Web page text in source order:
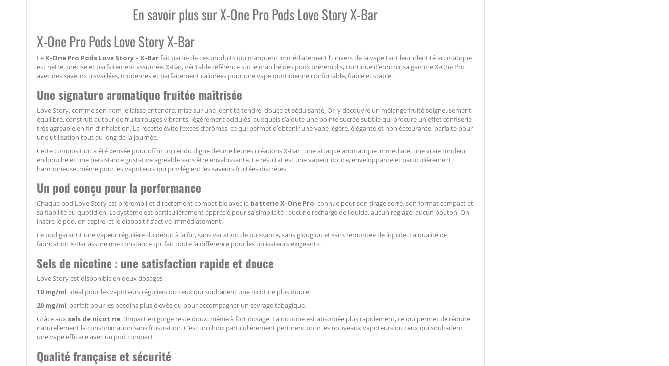
En savoir plus sur X-One Pro Pods Love Story X-Bar
X-One Pro Pods Love Story X-Bar
LeX-One Pro Pods Love Story – X-Barfait partie de ces produits qui marquent immédiatement l’univers de la vape tant leur identité aromatique
est nette, précise et parfaitement assumée. X-Bar, véritable référence sur le marché des pods préremplis, continue d’enrichir sa gamme X-One Pro
avec des saveurs travaillées, modernes et parfaitement calibrées pour une vape quotidienne confortable, fiable et stable.
Une signature aromatique fruitée maîtrisée
Love Story, comme son nom le laisse entendre, mise sur une identité tendre, douce et séduisante. On y découvre un mélange fruité soigneusement
équilibré, construit autour de fruits rouges vibrants, légèrement acidulés, auxquels s’ajoute une pointe sucrée subtile qui procure un effet confiserie
très agréable en fin d’inhalation. La recette évite l’excès d’arômes, ce qui permet d’obtenir une vape légère, élégante et non écœurante, parfaite pour
une utilisation tout au long de la journée.
Cette composition a été pensée pour offrir un rendu digne des meilleures créations X-Bar : une attaque aromatique immédiate, une vraie rondeur
en bouche et une persistance gustative agréable sans être envahissante. Le résultat est une vapeur douce, enveloppante et particulièrement
harmonieuse, même pour les vapoteurs qui privilégient les saveurs fruitées discrètes.
Un pod conçu pour la performance
Chaque pod Love Story est prérempli et directement compatible avec la batterie X-One Pro, connue pour son tirage serré, son format compact et
sa fiabilité au quotidien. Le système est particulièrement apprécié pour sa simplicité : aucune recharge de liquide, aucun réglage, aucun bouton. On
insère le pod, on aspire, et le dispositif s’active immédiatement.
Le pod garantit une vapeur régulière du début à la fin, sans variation de puissance, sans glouglou et sans remontée de liquide. La qualité de
fabrication X-Bar assure une constance qui fait toute la différence pour les utilisateurs exigeants.
Sels de nicotine : une satisfaction rapide et douce
Love Story est disponible en deux dosages :
10 mg/ml, idéal pour les vapoteurs réguliers ou ceux qui souhaitent une nicotine plus douce.
20 mg/ml, parfait pour les besoins plus élevés ou pour accompagner un sevrage tabagique.
Grâce aux sels de nicotine, l’impact en gorge reste doux, même à fort dosage. La nicotine est absorbée plus rapidement, ce qui permet de réduire
naturellement la consommation sans frustration. C’est un choix particulièrement pertinent pour les nouveaux vapoteurs ou ceux qui souhaitent
une vape efficace avec un pod compact.
Qualité française et sécurité